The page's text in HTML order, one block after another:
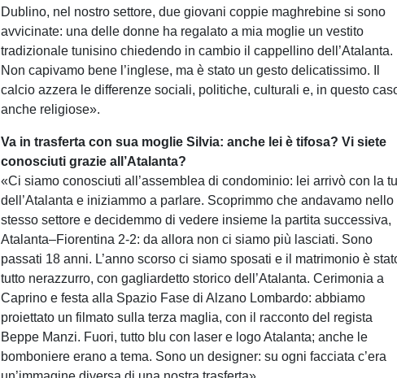
Dublino, nel nostro settore, due giovani coppie maghrebine si sono
avvicinate: una delle donne ha regalato a mia moglie un vestito
tradizionale tunisino chiedendo in cambio il cappellino dell’Atalanta.
Non capivamo bene l’inglese, ma è stato un gesto delicatissimo. Il
calcio azzera le differenze sociali, politiche, culturali e, in questo
anche religiose».
Va in trasferta con sua moglie Silvia: anche lei è tifosa? Vi siete
conosciuti grazie all’Atalanta?
«Ci siamo conosciuti all’assemblea di condominio: lei arrivò con la
dell’Atalanta e iniziammo a parlare. Scoprimmo che andavamo nello
stesso settore e decidemmo di vedere insieme la partita successiva,
Atalanta–Fiorentina 2-2: da allora non ci siamo più lasciati. Sono
passati 18 anni. L’anno scorso ci siamo sposati e il matrimonio è
tutto nerazzurro, con gagliardetto storico dell’Atalanta. Cerimonia a
Caprino e festa alla Spazio Fase di Alzano Lombardo: abbiamo
proiettato un filmato sulla terza maglia, con il racconto del regista
Beppe Manzi. Fuori, tutto blu con laser e logo Atalanta; anche le
bomboniere erano a tema. Sono un designer: su ogni facciata c’era